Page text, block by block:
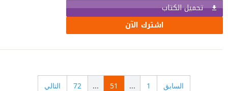
تحميل الكتاب
اشترك الآن
السابق 1
...
51
...
72 التالي